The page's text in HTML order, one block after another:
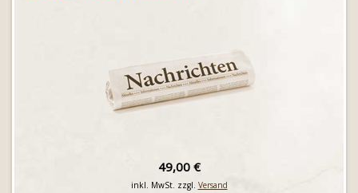
49,00 €
inkl. MwSt. zzgl. Versand